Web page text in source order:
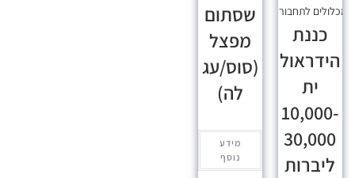
מכלולים לתחבורה
כננת
הידראול
ית
10,000-
30,000
ליברות
שסתום
מפצל
(סוס/עג
לה)
מידע
נוסף